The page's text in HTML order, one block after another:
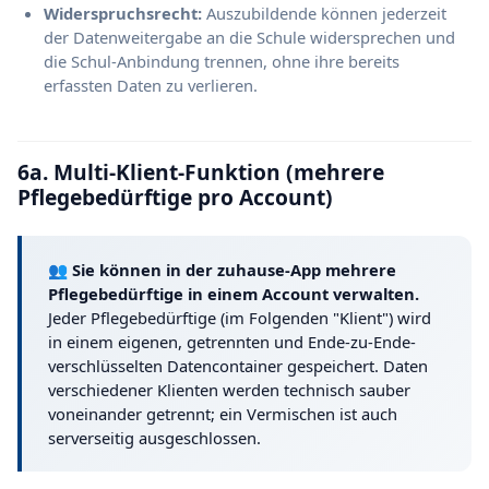
Widerspruchsrecht: Auszubildende können jederzeit
der Datenweitergabe an die Schule widersprechen und
die Schul-Anbindung trennen, ohne ihre bereits
erfassten Daten zu verlieren.
6a. Multi-Klient-Funktion (mehrere
Pflegebedürftige pro Account)
👥 Sie können in der zuhause-App mehrere
Pflegebedürftige in einem Account verwalten.
Jeder Pflegebedürftige (im Folgenden "Klient") wird
in einem eigenen, getrennten und Ende-zu-Ende-
verschlüsselten Datencontainer gespeichert. Daten
verschiedener Klienten werden technisch sauber
voneinander getrennt; ein Vermischen ist auch
serverseitig ausgeschlossen.